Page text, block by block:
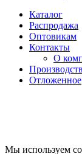
Каталог
Распродажа
Оптовикам
Контакты
О
Отложенное
Мы используем